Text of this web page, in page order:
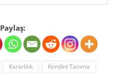
Paylaş:
Kararlılık
Kendini Tanıma